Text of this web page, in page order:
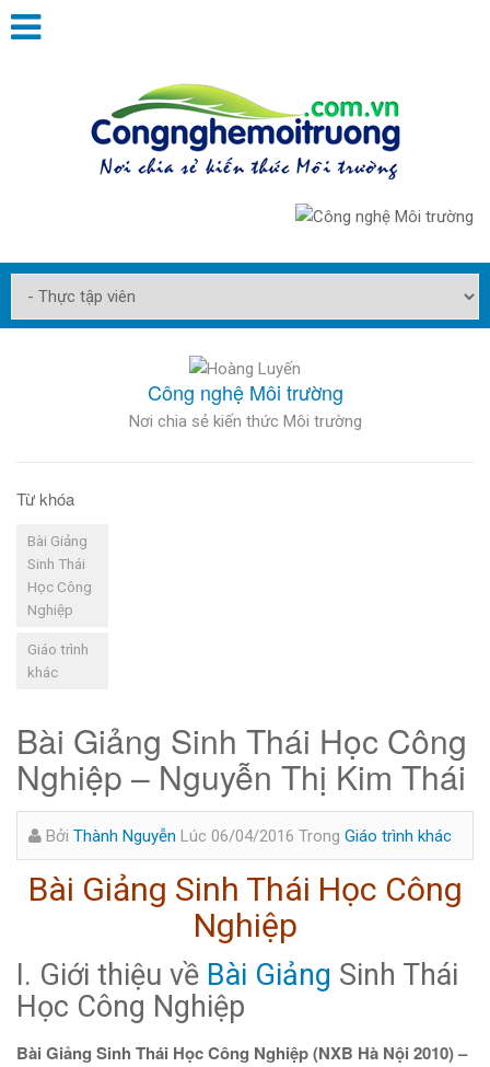
Công nghệ Môi trường
Nơi chia sẻ kiến thức Môi trường
Từ khóa
Bài Giảng
Sinh Thái
Học Công
Nghiệp
Giáo trình
khác
Bài Giảng Sinh Thái Học Công
Nghiệp – Nguyễn Thị Kim Thái
Bởi Thành Nguyễn Lúc 06/04/2016 Trong Giáo trình khác
Bài Giảng Sinh Thái Học Công
Nghiệp
I. Giới thiệu về Bài Giảng Sinh Thái
Học Công Nghiệp
Bài Giảng Sinh Thái Học Công Nghiệp (NXB Hà Nội 2010) –